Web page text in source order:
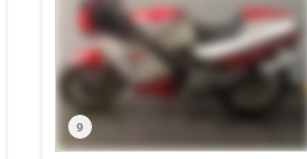
9